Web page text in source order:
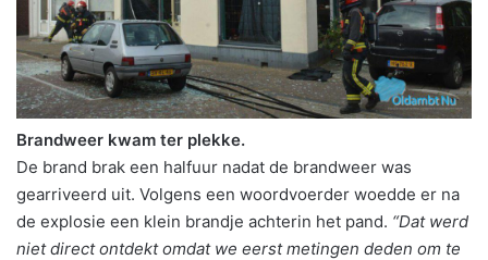
Brandweer kwam ter plekke.
De brand brak een halfuur nadat de brandweer was
gearriveerd uit. Volgens een woordvoerder woedde er na
de explosie een klein brandje achterin het pand. “Dat werd
niet direct ontdekt omdat we eerst metingen deden om te